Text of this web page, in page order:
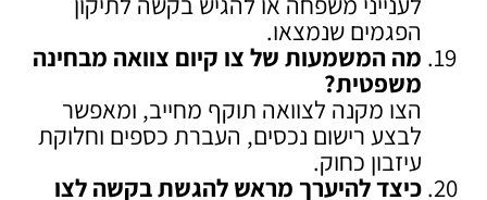
הפגמים שנמצאו.
מה המשמעות של צו קיום צוואה מבחינה
משפטית?
הצו מקנה לצוואה תוקף מחייב, ומאפשר
לבצע רישום נכסים, העברת כספים וחלוקת
עיזבון כחוק.
כיצד להיערך מראש להגשת בקשה לצו